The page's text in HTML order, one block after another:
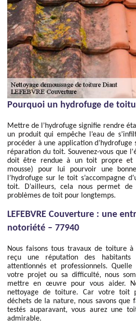
Pourquoi un hydrofuge de
Mettre de l’hydrofuge signifie rendre
un produit qui empêche l’eau de
procéder à une application
réparation du toit. Souvenez-vous que
doit être rendue à un toit propre et
mousse) pour lui pourvoir une
l’hydrofuge sur le toit s’accompagne
toit. D’ailleurs, cela nous permet
problèmes de toit pour longtemps.
LEFEBVRE Couverture : une
notoriété – 77940
Nous faisons tous travaux de toiture
reçu une réputation des
attentionnés et professionnels.
votre projet ou sa difficulté, nous
mettre en œuvre pour vous aider.
nettoyage de toiture. Car votre toit
déchets de la nature, nous savons que
testés auparavant, vous aurez une
admirable.